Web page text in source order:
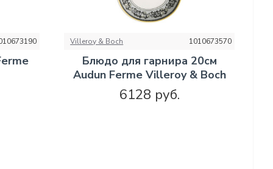
Villeroy & Boch 1010673570
Блюдо для гарнира 20см
Audun Ferme Villeroy & Boch
6128 руб.